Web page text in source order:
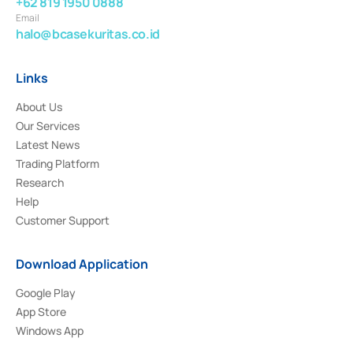
Email
halo@bcasekuritas.co.id
Links
About Us
Our Services
Latest News
Trading Platform
Research
Help
Customer Support
Download Application
Google Play
App Store
Windows App